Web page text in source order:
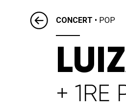
CONCERT • POP
+ 1RE